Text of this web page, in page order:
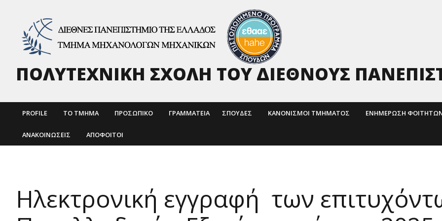
PROFILE ΤΟ ΤΜΗΜΑ ΠΡΟΣΩΠΙΚΌ ΓΡΑΜΜΑΤΕΙΑ ΣΠΟΥΔΕΣ ΚΑΝΟΝΙΣΜΟΙ ΤΜΗΜΑΤΟΣ ΕΝΗΜΈΡΩΣΗ
ΑΝΑΚΟΙΝΏΣΕΙΣ ΑΠΌΦΟΙΤΟΙ
ΠΟΛΥΤΕΧΝΙΚΗ ΣΧΟΛΗ ΤΟΥ ΔΙΕΘΝΟΥΣ
Ηλεκτρονική εγγραφή των